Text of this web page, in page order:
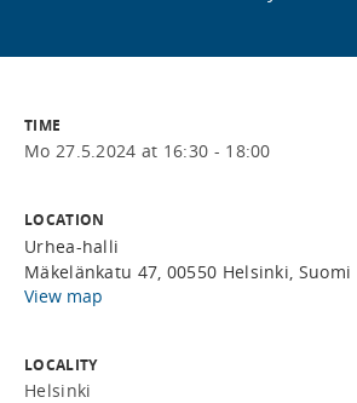
TIME
Mo 27.5.2024 at 16:30 - 18:00
LOCATION
Urhea-halli
Mäkelänkatu 47, 00550 Helsinki, Suomi
View map
LOCALITY
Helsinki